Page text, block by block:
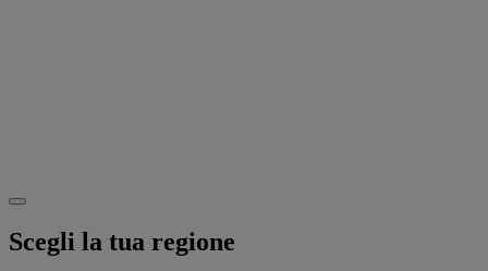
Scegli la tua regione